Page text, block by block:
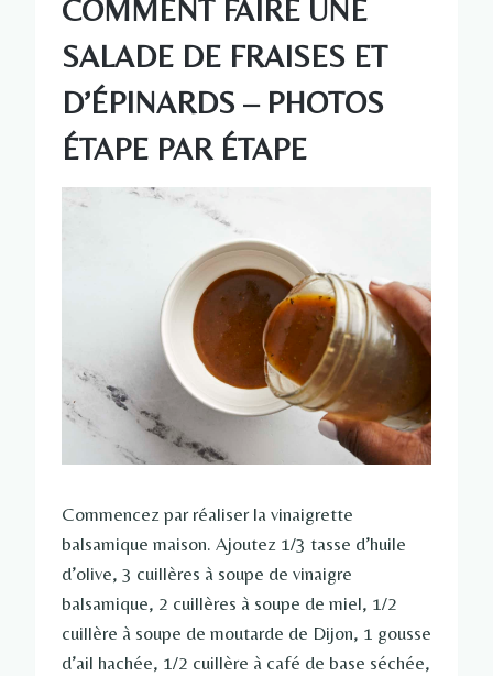
COMMENT FAIRE UNE
SALADE DE FRAISES ET
D’ÉPINARDS – PHOTOS
ÉTAPE PAR ÉTAPE
Commencez par réaliser la vinaigrette
balsamique maison. Ajoutez 1/3 tasse d’huile
d’olive, 3 cuillères à soupe de vinaigre
balsamique, 2 cuillères à soupe de miel, 1/2
cuillère à soupe de moutarde de Dijon, 1 gousse
d’ail hachée, 1/2 cuillère à café de base séchée,